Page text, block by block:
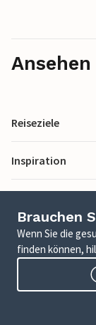
Ansehen
Reiseziele
Inspiration
Brauchen
Wenn Sie die
finden können,